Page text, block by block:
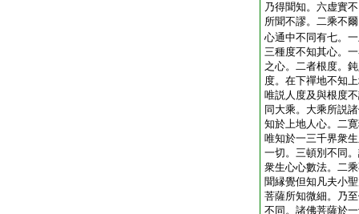
乃得聞知。六虚實
所聞不謬。二乘不
心通中不同有七。
三種度不知其心。
之心。二者根度。
度。在下禪地不知
唯説人度及與根度
同大乘。大乘所説
知於上地人心。二
唯知於一三千界衆
一切。三頓別不同
衆生心心數法。二
聞縁覺但知凡夫小
菩薩所知微細。乃
不同。諸佛菩薩於